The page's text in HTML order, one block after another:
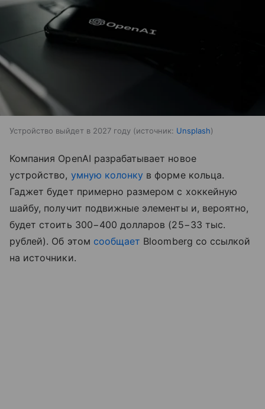
Устройство выйдет в 2027 году источник: Unsplash
Компания OpenAI разрабатывает новое
устройство, умную колонку в форме кольца.
Гаджет будет примерно размером с хоккейную
шайбу, получит подвижные элементы и, вероятно,
будет стоить 300−400 долларов (25−33 тыс.
рублей). Об этом сообщает Bloomberg со ссылкой
на источники.